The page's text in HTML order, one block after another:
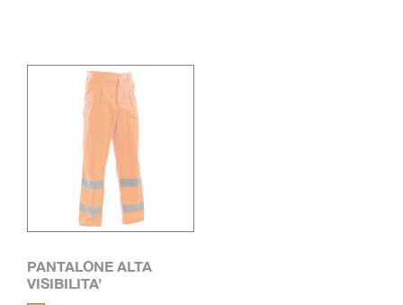
PANTALONE ALTA
VISIBILITA’